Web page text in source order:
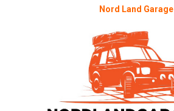
Nord Land Garage